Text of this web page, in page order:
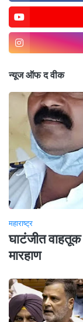
न्यूज ऑफ द वीक
महाराष्ट्र
घाटंजीत वाहतूक
मारहाण